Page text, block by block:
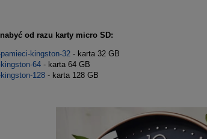
od razu karty micro SD:
kingston-32 - karta 32 GB
64 - karta 64 GB
128 - karta 128 GB